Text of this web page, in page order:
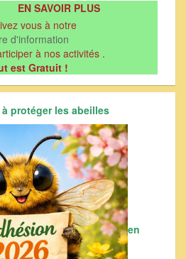
EN SAVOIR PLUS
vous à notre
d'information
à nos activités .
est Gratuit !
protéger les abeilles
en